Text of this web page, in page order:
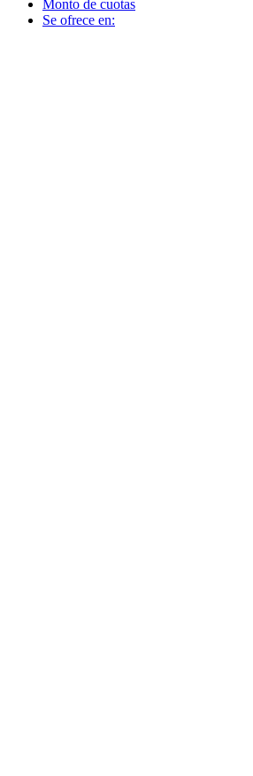
Monto de cuotas
Se ofrece en: